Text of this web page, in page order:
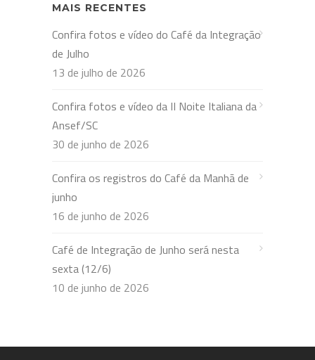
MAIS RECENTES
Confira fotos e vídeo do Café da Integração
de Julho
13 de julho de 2026
Confira fotos e vídeo da II Noite Italiana da
Ansef/SC
30 de junho de 2026
Confira os registros do Café da Manhã de
junho
16 de junho de 2026
Café de Integração de Junho será nesta
sexta (12/6)
10 de junho de 2026